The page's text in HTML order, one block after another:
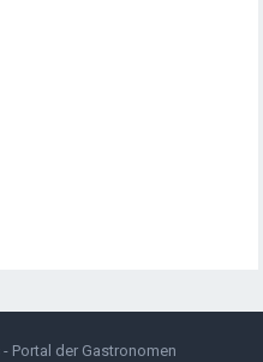
Chef de Rang
Leidenschaft und
Portal der Gastronomen